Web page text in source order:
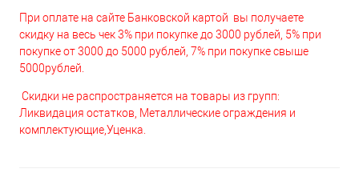
При оплате на сайте Банковской картой вы получаете
скидку на весь чек 3% при покупке до 3000 рублей, 5% при
покупке от 3000 до 5000 рублей, 7% при покупке свыше
5000рублей.
Скидки не распространяется на товары из групп:
Ликвидация остатков, Металлические ограждения и
комплектующие,Уценка.